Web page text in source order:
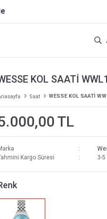
KOL SAATİ
Saat WESSE KOL SAATİ
TL
Kargo Süresi
3-5